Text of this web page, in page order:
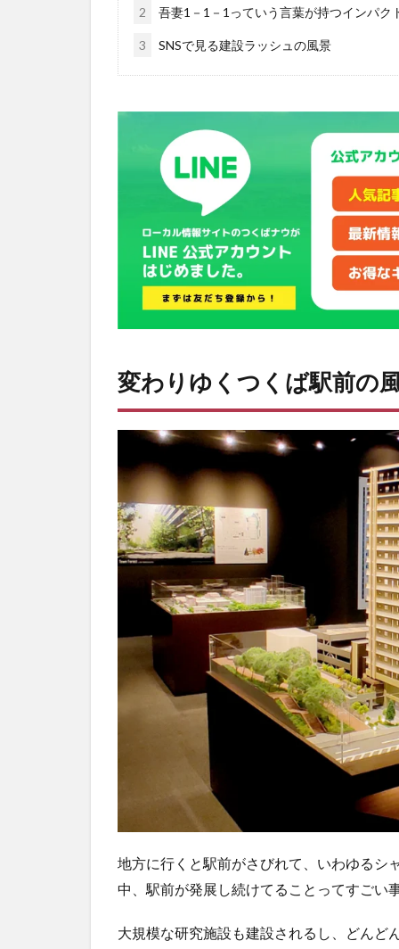
2 吾妻1－1－1っていう言葉が持つインパク
3 SNSで見る建設ラッシュの風景
変わりゆくつくば駅前の
地方に行くと駅前がさびれて、いわゆるシ
中、駅前が発展し続けてることってすごい
大規模な研究施設も建設されるし、どんど